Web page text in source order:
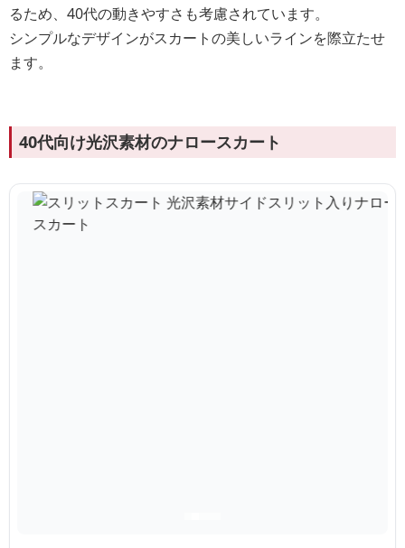
るため、40代の動きやすさも考慮されています。
シンプルなデザインがスカートの美しいラインを際立たせ
ます。
40代向け光沢素材のナロースカート